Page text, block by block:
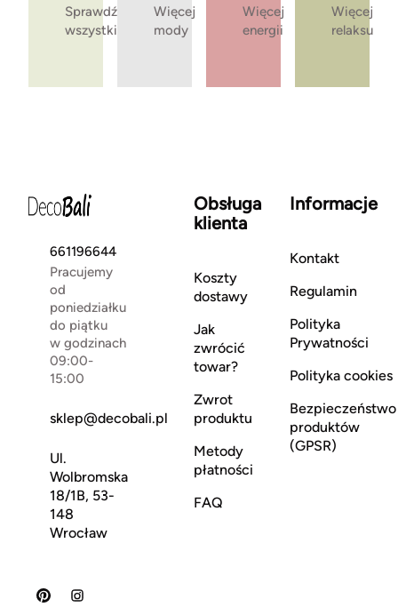
Sprawdź
wszystkie
Więcej
mody
Więcej
energii
Więcej
relaksu
661196644
Pracujemy
od
poniedziałku
do piątku
w godzinach
09:00-
15:00
sklep@decobali.pl
Ul.
Wolbromska
18/1B, 53-
148
Wrocław
Obsługa
klienta
Koszty
dostawy
Jak
zwrócić
towar?
Zwrot
produktu
Metody
płatności
FAQ
Informacje
Kontakt
Regulamin
Polityka
Prywatności
Polityka cookies
Bezpieczeństwo
produktów
(GPSR)